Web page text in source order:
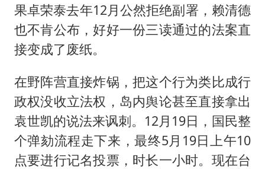
果卓荣泰去年12月公然拒绝副署，赖清德
也不肯公布，好好一份三读通过的法案直
接变成了废纸。
在野阵营直接炸锅，把这个行为类比成行
政权没收立法权，岛内舆论甚至直接拿出
袁世凯的说法来讽刺。12月19日，国民整
个弹劾流程走下来，最终5月19日上午10
点要进行记名投票，时长一小时。现在台